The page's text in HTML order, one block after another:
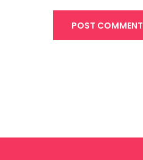
POST COMMENT